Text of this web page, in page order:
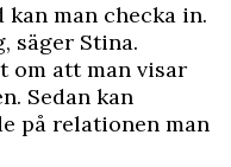
kan man checka in.
säger Stina.
om att man visar
Sedan kan
på relationen man